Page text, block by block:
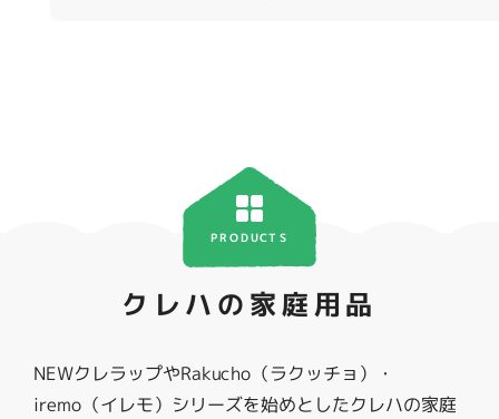
PRODUCTS
クレハの家庭用品
NEWクレラップやRakucho（ラクッチョ）・
iremo（イレモ）シリーズを始めとしたクレハの家庭